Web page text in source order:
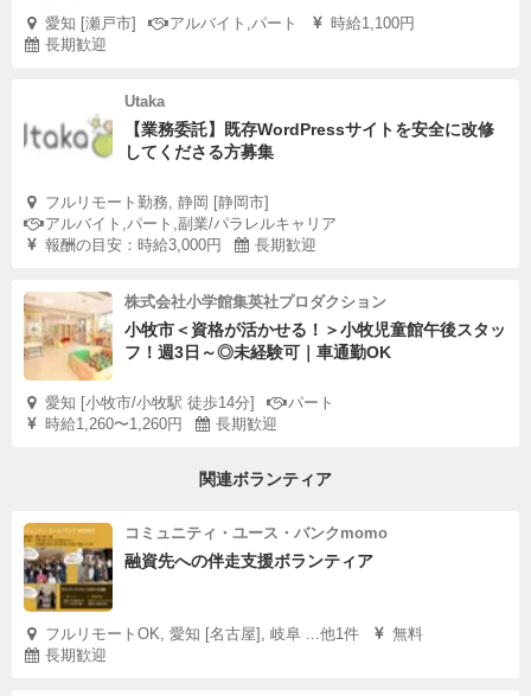
愛知 [瀬戸市] アルバイト,パート
時給1,100円
長期歓迎
Utaka
【業務委託】既存WordPressサイトを安全に改修
してくださる方募集
フルリモート勤務, 静岡 [静岡市]
アルバイト,パート,副業/パラレルキャリア
報酬の目安：時給3,000円
長期歓迎
株式会社小学館集英社プロダクション
小牧市＜資格が活かせる！＞小牧児童館午後スタッ
フ！週3日～◎未経験可｜車通勤OK
愛知 [小牧市/小牧駅 徒歩14分]
パート
時給1,260〜1,260円
長期歓迎
関連ボランティア
コミュニティ・ユース・バンクmomo
融資先への伴走支援ボランティア
フルリモートOK, 愛知 [名古屋], 岐阜 ...他1件
無料
長期歓迎